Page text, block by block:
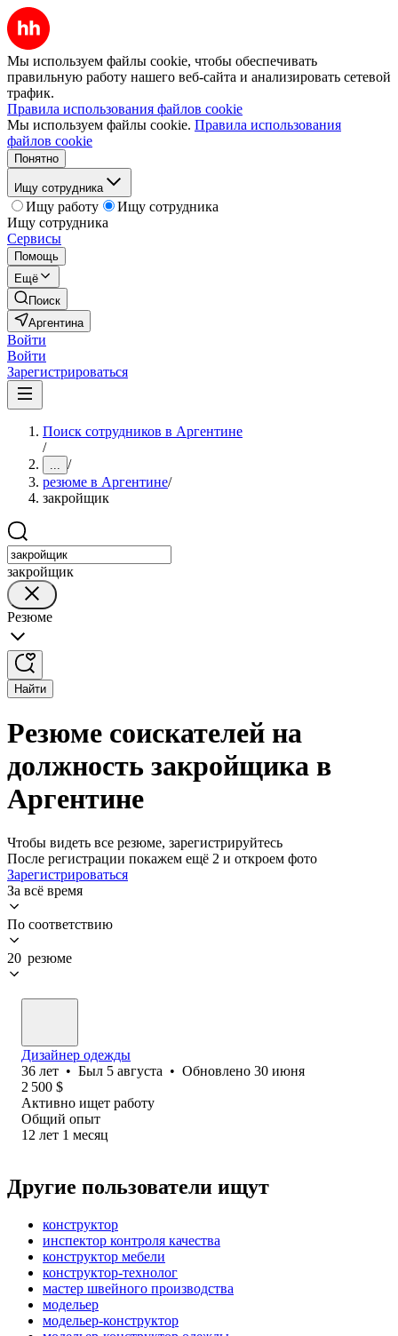
Мы используем файлы cookie, чтобы обеспечивать
правильную работу нашего веб-сайта и анализировать сетевой
трафик.
Правила использования файлов cookie
Мы используем файлы cookie. Правила использования
файлов cookie
Понятно
Ищу сотрудника
Ищу работу
Ищу сотрудника
Ищу сотрудника
Сервисы
Помощь
Ещё
Поиск
Аргентина
Войти
Войти
Зарегистрироваться
Поиск сотрудников в Аргентине
/
... /
резюме в Аргентине/
закройщик
закройщик
Резюме
Найти
Резюме соискателей на
должность закройщика в
Аргентине
Чтобы видеть все резюме, зарегистрируйтесь
После регистрации покажем ещё 2 и откроем фото
Зарегистрироваться
За всё время
По соответствию
20 резюме
Дизайнер одежды
36 лет • Был 5 августа • Обновлено 30 июня
2 500 $
Активно ищет работу
Общий опыт
12 лет 1 месяц
Другие пользователи ищут
конструктор
инспектор контроля качества
конструктор мебели
конструктор-технолог
мастер швейного производства
модельер
модельер-конструктор